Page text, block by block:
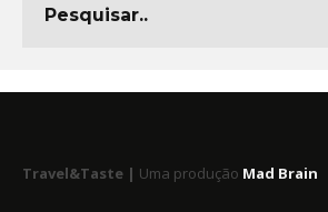
Travel&Taste | Uma produção Mad Brain